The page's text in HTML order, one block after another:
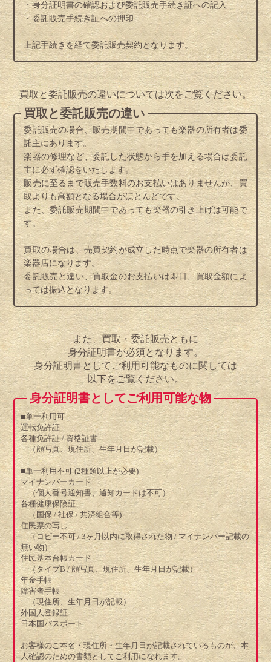
・身分証明書の確認および委託販売手続き証への記入
・委託販売手続き証への押印
上記手続きを経て委託販売契約となります。
買取と委託販売の違いについては次をご覧ください。
買取と委託販売の違い
委託販売の場合、販売期間中であっても楽器の所有者は委
託主にあります。
楽器の修理など、委託した状態から手を加える場合は委託
主に必ず確認をいたします。
販売に至るまで販売手数料のお支払いはありませんが、買
取よりも高額となる場合がほとんどです。
また、委託販売期間中であっても楽器の引き上げは可能で
す。
買取の場合は、売買契約が成立した時点で楽器の所有者は
楽器店になります。
委託販売と違い、買取金のお支払いは即日、買取金額によ
っては振込となります。
また、買取・委託販売ともに
身分証明書が必須となります。
身分証明書としてご利用可能なものに関しては
以下をご覧ください。
身分証明書としてご利用可能な物
■単一利用可
運転免許証
各種免許証 / 資格証書
（顔写真、現住所、生年月日が記載）
■単一利用不可 (2種類以上が必要)
マイナンバーカード
（個人番号通知書、通知カードは不可）
各種健康保険証
（国保 / 社保 / 共済組合等)
住民票の写し
（コピー不可 / 3ヶ月以内に取得された物 / マイナンバー記載の
無い物）
住民基本台帳カード
（タイプB / 顔写真、現住所、生年月日が記載）
年金手帳
障害者手帳
（現住所、生年月日が記載）
外国人登録証
日本国パスポート
お客様のご本名・現住所・生年月日が記載されているものが、本
人確認のための書類としてご利用になれます。